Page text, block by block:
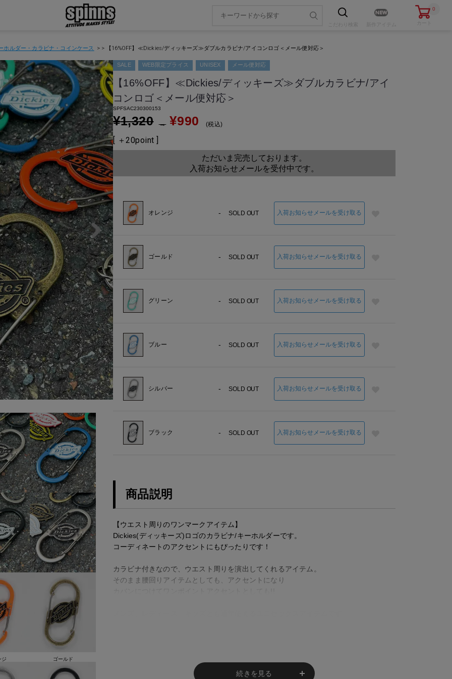
0
カート
ホルダー・カラビナ・コインケース 【16%OFF】≪Dickies/ディッキーズ≫ダブルカラビナ/アイコンロゴ＜メール便対応＞
SALE WEB限定プライス UNISEX メール便対応
【16%OFF】≪Dickies/ディッキーズ≫ダブルカラビナ/アイ
コンロゴ＜メール便対応＞
SPFSAC230300153
¥1,320 → ¥990 税込
[ ＋ 20point ]
ただいま完売しております。
入荷お知らせメールを受付中です。
オレンジ - SOLD OUT 入荷お知らせメールを受け取る
ゴールド - SOLD OUT 入荷お知らせメールを受け取る
グリーン - SOLD OUT 入荷お知らせメールを受け取る
ブルー - SOLD OUT 入荷お知らせメールを受け取る
シルバー - SOLD OUT 入荷お知らせメールを受け取る
ブラック - SOLD OUT 入荷お知らせメールを受け取る
商品説明
【ウエスト周りのワンマークアイテム】
Dickies(ディッキーズ)ロゴのカラビナ/キーホルダーです。
コーディネートのアクセントにもぴったりです！
カラビナ付きなので、ウエスト周りを演出してくれるアイテム。
そのまま腰回りアイテムとしても、アクセントになり
続きを見る
ジ ゴールド